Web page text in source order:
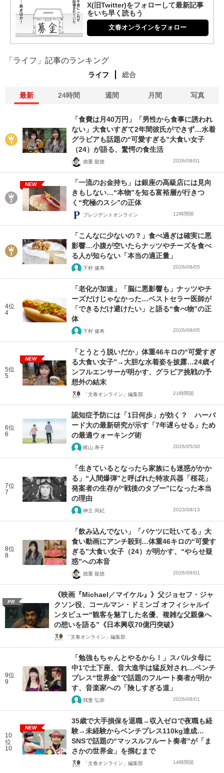
X(旧Twitter)をフォローして最新記事
をいち早く読もう
文春オンラインをフォロー
「ライフ」記事のランキング
ライフ 総合
最新 24時間 週間 月間 写真
「食費は月40万円」「男性から食事に誘われ
ない」大食いすぎて2年間彼氏ができず…水着
グラビアも話題の“可愛すぎる”大食い女子
（24）が語る、驚愕の食生活
徳重 龍徳 2026/08/01
NEW
「一流のお金持ち」は銀座の高級店には見向
きもしない…“本物”を知る富裕層が行きつ
く“究極のスシ”の正体
プレジデントオンライン 12時間前
「こんなに少ないの？」食べ過ぎは確実に悪
影響…小腹が空いたらナッツやチーズを食べ
る人が知らない「本当の適正量」
下村 健寿 2026/08/05
4位
4
「老化が加速」「脳に悪影響も」ナッツやチ
ーズだけじゃなかった…ベストセラー医師が
「できるだけ避けたい」と語る“食べ物”の正
体
下村 健寿 2026/08/05
5位
5
NEW
「とうとう脱いだか」体重46キロの“可愛すぎ
る大食い女子”→大胆な水着姿を披露…24歳イ
ンフルエンサーが明かす、グラビア挑戦の予
想外の結末
「文春オンライン」編集部 21時間前
6位
6
認知症予防には「1日何歩」が効く？ ハーバ
ード大の最新研究が示す「7年遅らせる」ため
の最適ウォーキング術
梶山 寿子 2026/05/30
7位
7
「生きているとなったら家族にも迷惑がかか
る」“人間爆弾”と呼ばれた特攻兵器「桜花」
発案者の生存が“戦後のタブー”になった本当
の理由
神立 尚紀 2023/08/13
8位
8
「飲み込んでない」「バケツに吐いてる」大
食い動画にアンチ殺到…体重46キロの“可愛す
ぎる”大食い女子（24）が明かす、“やらせ疑
惑”への本音
徳重 龍徳 2026/08/01
PR
《映画『Michael／マイケル』》父ジョセフ・ジャ
クソン役、コールマン・ドミンゴ オフィシャルイ
ンタビュー“観客を魅了した名優、複雑な父親像へ
の想いを語る”《日本興収70億円突破》
「文春オンライン」編集部
9位
9
「勉強もちゃんとやるから！」スパルタ母に
中1で土下座、音大進学は猛反対され…ベンチ
プレス“世界金”で話題のフルート奏者が明か
す、音楽家への「険しすぎる道」
我妻 弘崇 2026/08/01
10
位
10
NEW
35歳で大手損保を退職→収入ゼロで夜職も経
験→未経験からベンチプレス110kg達成…
SNSで話題の“マッスルフルート奏者”が「ま
さかの世界金」を掴むまで
「文春オンライン」編集部 14時間前